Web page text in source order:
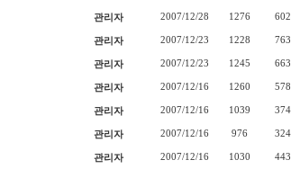
관리자 2007/12/28 1276
관리자 2007/12/23 1228
관리자 2007/12/23 1245
관리자 2007/12/16 1260
관리자 2007/12/16 1039
관리자 2007/12/16 976
관리자 2007/12/16 1030